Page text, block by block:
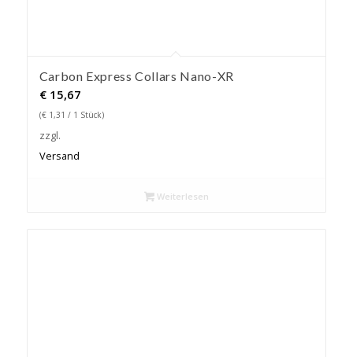
Carbon Express Collars Nano-XR
€15,67
(€1,31 / 1 Stück)
zzgl.
Versand
Weiterlesen